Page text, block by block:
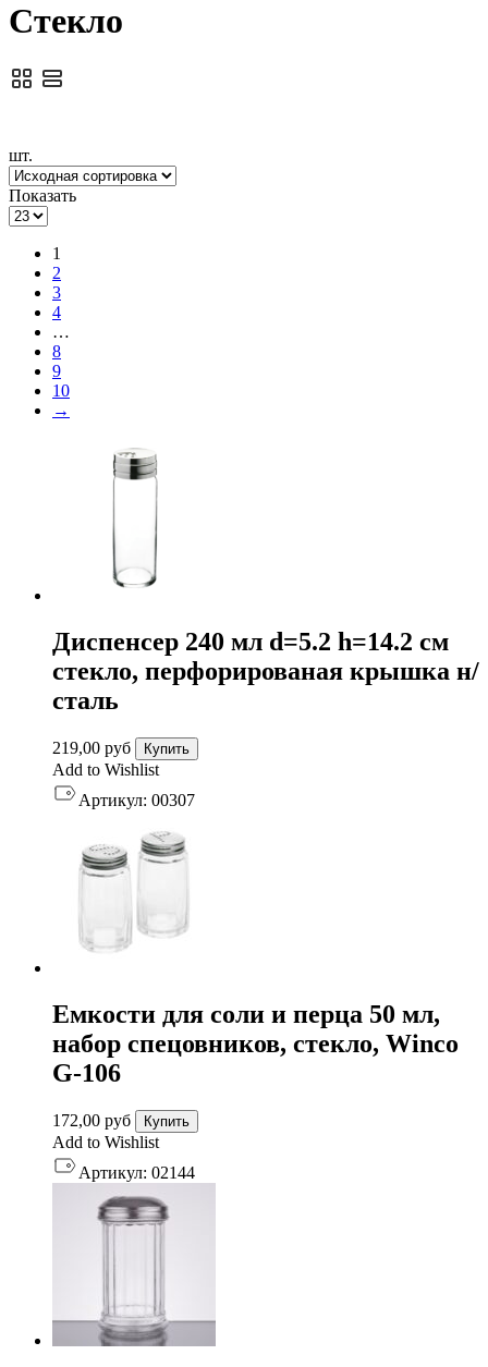
Стекло
шт.
Показать
1
2
3
4
…
8
9
10
→
Диспенсер 240 мл d=5.2 h=14.2 см
стекло, перфорированая крышка н/
сталь
219,00 руб Купить
Add to Wishlist
Артикул: 00307
Емкости для соли и перца 50 мл,
набор спецовников, стекло, Winco
G-106
172,00 руб Купить
Add to Wishlist
Артикул: 02144